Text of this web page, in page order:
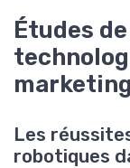
Études
marketing
Les
robotiques